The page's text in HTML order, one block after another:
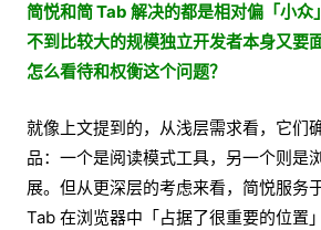
简悦和简 Tab 解决的都是相对偏「小众
不到比较大的规模独立开发者本身又要
怎么看待和权衡这个问题？
就像上文提到的，从浅层需求看，它们
品：一个是阅读模式工具，另一个则是
展。但从更深层的考虑来看，简悦服务
Tab 在浏览器中「占据了很重要的位置